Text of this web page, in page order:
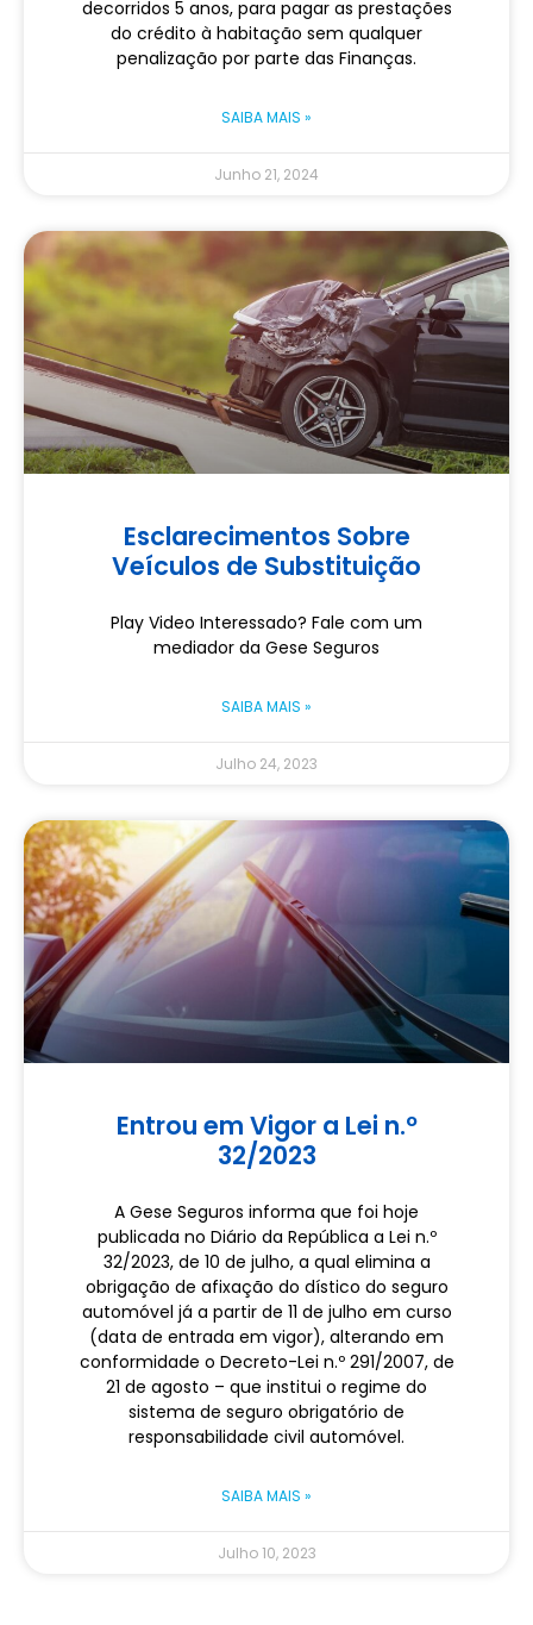
decorridos 5 anos, para pagar as prestações
do crédito à habitação sem qualquer
penalização por parte das Finanças.
SAIBA MAIS »
Junho 21, 2024
Esclarecimentos Sobre
Veículos de Substituição
Play Video Interessado? Fale com um
mediador da Gese Seguros
SAIBA MAIS »
Julho 24, 2023
Entrou em Vigor a Lei n.º
32/2023
A Gese Seguros informa que foi hoje
publicada no Diário da República a Lei n.º
32/2023, de 10 de julho, a qual elimina a
obrigação de afixação do dístico do seguro
automóvel já a partir de 11 de julho em curso
(data de entrada em vigor), alterando em
conformidade o Decreto-Lei n.º 291/2007, de
21 de agosto – que institui o regime do
sistema de seguro obrigatório de
responsabilidade civil automóvel.
SAIBA MAIS »
Julho 10, 2023